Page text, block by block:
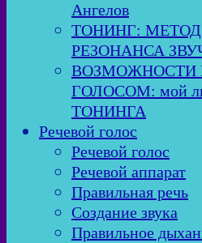
Ангелов
ТОНИНГ:
РЕЗОНАНСА
ВОЗМОЖНОСТИ
ГОЛОСОМ: мой
ТОНИНГА
Речевой голос
Речевой голос
Речевой аппарат
Правильная речь
Создание звука
Правильное